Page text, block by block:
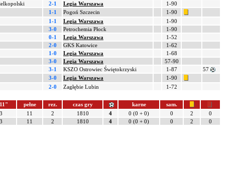
2-1 Legia Warszawa
1-90
1-1 Pogoń Szczecin
1-90
1-1 Legia Warszawa
1-90
3-0 Petrochemia Płock
1-90
0-1 Legia Warszawa
1-52
2-0 GKS Katowice
1-62
1-0 Legia Warszawa
1-68
3-0 Legia Warszawa
57-90
3-1 KSZO Ostrowiec Świętokrzyski 1-87
57
3-0 Legia Warszawa
1-90
2-0 Zagłębie Lubin 1-72
pełne rez. czas gry karne
sam.
11 2 1810 4 0 (0 + 0) 0 2
0
11 2 1810 4 0 (0 + 0) 0 2 0